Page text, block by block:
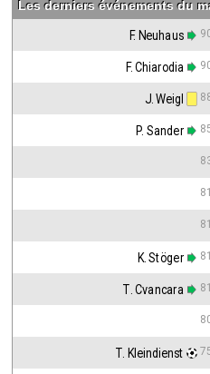
Les derniers événements du
F. Neuhaus
F. Chiarodia
J. Weigl
P. Sander
K. Stöger
T. Cvancara
T. Kleindienst